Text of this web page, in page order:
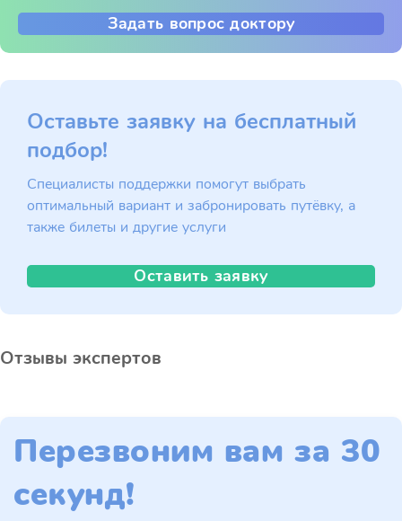
Задать вопрос доктору
Оставьте заявку на бесплатный
подбор!
Специалисты поддержки помогут выбрать
оптимальный вариант и забронировать путёвку, а
также билеты и другие услуги
Оставить заявку
Отзывы экспертов
Перезвоним вам за 30
секунд!